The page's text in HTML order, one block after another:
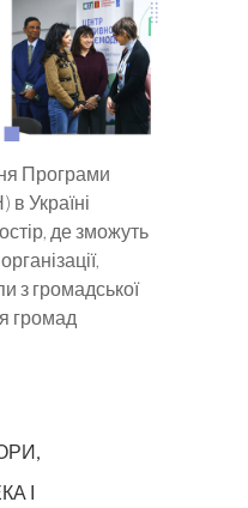
Програми
Україні
де зможуть
з громадської
громад
,
І